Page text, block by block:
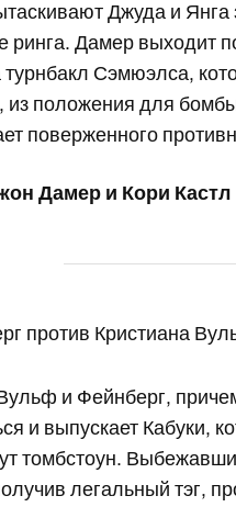
Джуда и Янга
ринга. Дамер выходит
турнбакл Сэмюэлса,
из положения для
поверженного
Дамер и Кори Кастл
против Кристиана
и Фейнберг,
и выпускает Кабуки,
томбстоун.
легальный тэг,